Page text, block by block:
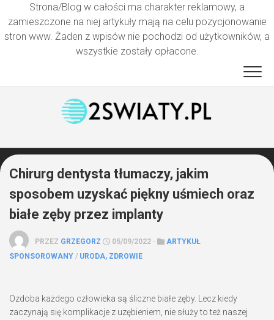
Strona/Blog w całości ma charakter reklamowy, a
zamieszczone na niej artykuły mają na celu pozycjonowanie
stron www. Żaden z wpisów nie pochodzi od użytkowników, a
wszystkie zostały opłacone.
Chirurg dentysta tłumaczy, jakim
sposobem uzyskać piękny uśmiech oraz
białe zęby przez implanty
PRZEZ GRZEGORZ 05/09/2022 ·
ARTYKUŁ
SPONSOROWANY / URODA, ZDROWIE
Ozdoba każdego człowieka są śliczne białe zęby. Lecz kiedy
zaczynają się komplikacje z uzębieniem, nie służy to też naszej